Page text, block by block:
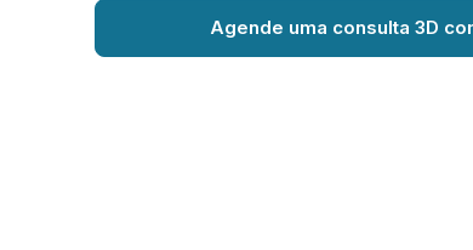
Agende uma consulta 3D